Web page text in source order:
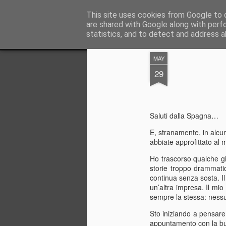
MAY
29
Saluti dalla Spagna…
E, stranamente, in
abbiate approfittato al
Ho trascorso qualche
storie troppo
continua senza sosta.
un’altra impresa. Il
sempre la stessa:
Sto iniziando a
appuntamento con la
This site uses cookies from Google to
are shared with Google along with
statistics, and to detect and address
AWGifts Italia